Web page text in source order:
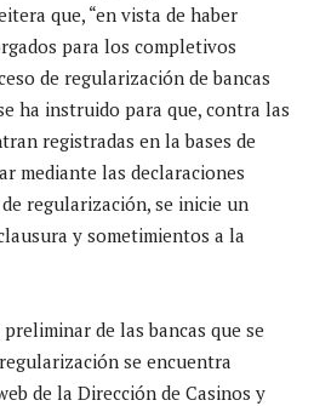
que, “en vista de haber
para los completivos
de regularización de bancas
ha instruido para que, contra las
registradas en la bases de
mediante las declaraciones
regularización, se inicie un
y sometimientos a la
de las bancas que se
se encuentra
de la Dirección de Casinos y